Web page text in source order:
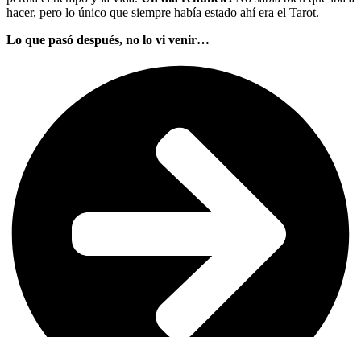
hacer, pero lo único que siempre había estado ahí era el Tarot.
Lo que pasó después, no lo vi venir…